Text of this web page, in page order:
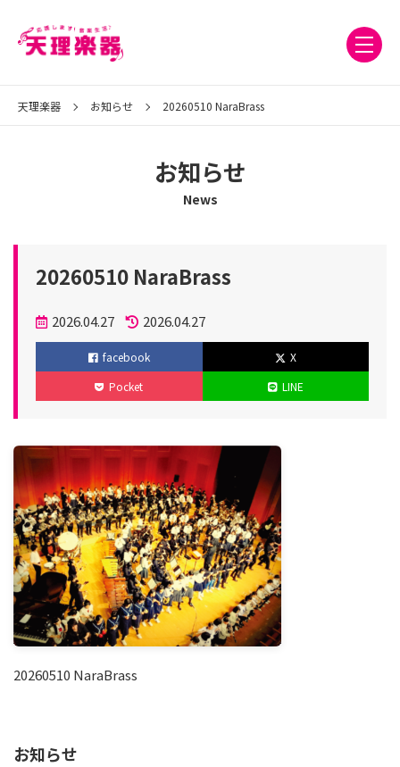
天理楽器 お知らせ 20260510 NaraBrass
お知らせ
News
20260510 NaraBrass
投
稿
日
2026.04.27
更
新
2026.04.27
facebook
X
Pocket
LINE
20260510 NaraBrass
お知らせ